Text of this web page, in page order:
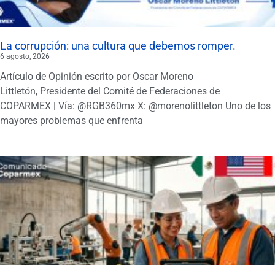
La corrupción: una cultura que debemos romper.
6 agosto, 2026
Artículo de Opinión escrito por Oscar Moreno
Littletón, Presidente del Comité de Federaciones de
COPARMEX | Vía: @RGB360mx X: @morenolittleton Uno de los
mayores problemas que enfrenta